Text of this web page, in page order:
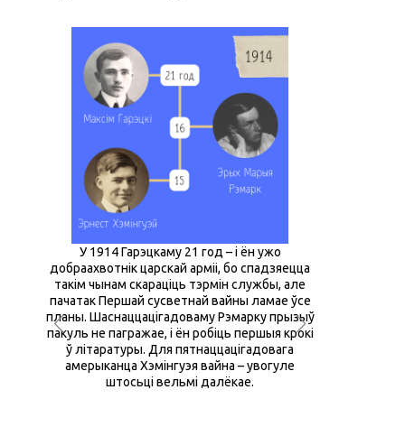
У 1914 Гарэцкаму 21 год – і ён ужо
добраахвотнік царскай арміі, бо спадзяецца
такім чынам скараціць тэрмін службы, але
пачатак Першай сусветнай вайны ламае ўсе
планы. Шаснаццацігадоваму Рэмарку прызыў
пакуль не пагражае, і ён робіць першыя крокі
ў літаратуры. Для пятнаццацігадовага
амерыканца Хэмінгуэя вайна – увогуле
штосьці вельмі далёкае.